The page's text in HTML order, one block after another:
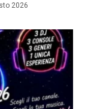
2026